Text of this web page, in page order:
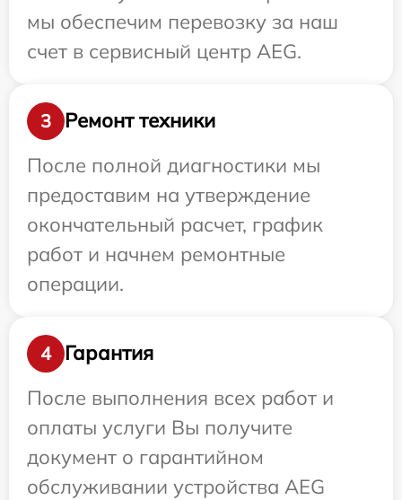
мы обеспечим перевозку за наш
счет в сервисный центр AEG.
3
Ремонт техники
После полной диагностики мы
предоставим на утверждение
окончательный расчет, график
работ и начнем ремонтные
операции.
4
Гарантия
После выполнения всех работ и
оплаты услуги Вы получите
документ о гарантийном
обслуживании устройства AEG